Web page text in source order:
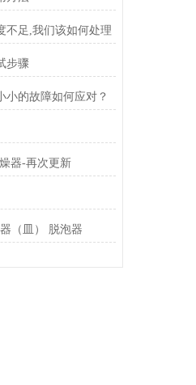
不足,我们该如何处理
步骤
小的故障如何应对？
器-再次更新
（皿） 脱泡器